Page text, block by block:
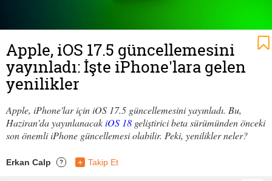
Apple, iOS 17.5 güncellemesini
yayınladı: İşte iPhone'lara gelen
yenilikler
Apple, iPhone'lar için iOS 17.5 güncellemesini yayınladı. Bu,
Haziran'da yayınlanacakiOS 18 geliştirici beta sürümünden önceki
son önemli iPhone güncellemesi olabilir. Peki, yenilikler neler?
Erkan Calp ? + Takip Et